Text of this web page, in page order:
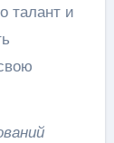
талант и